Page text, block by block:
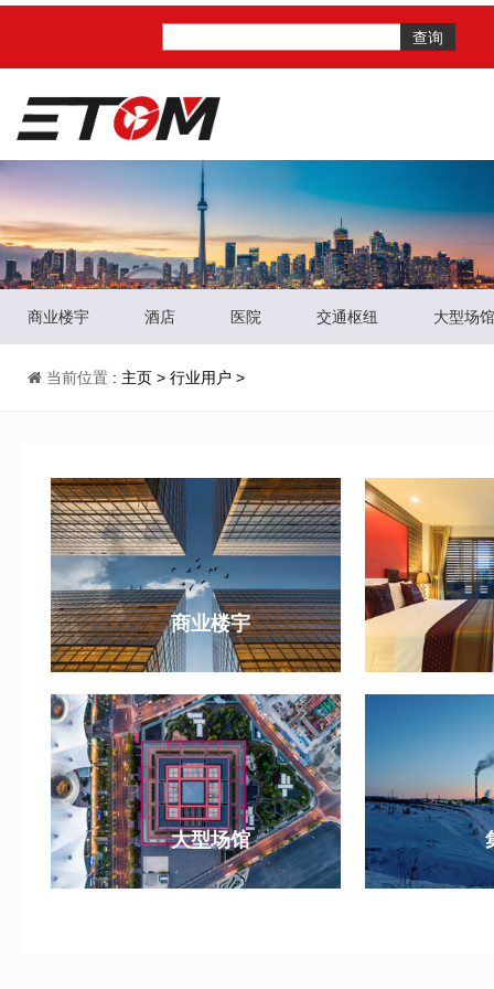
查询
商业楼宇 酒店 医院 交通枢纽 大型场馆
当前位置 : 主页 > 行业用户 >
商业楼宇
大型场馆